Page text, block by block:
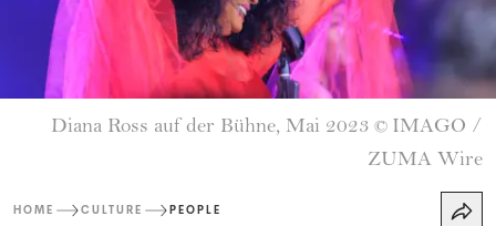
Diana Ross auf der Bühne, Mai 2023 © IMAGO /
ZUMA Wire
HOME CULTURE PEOPLE